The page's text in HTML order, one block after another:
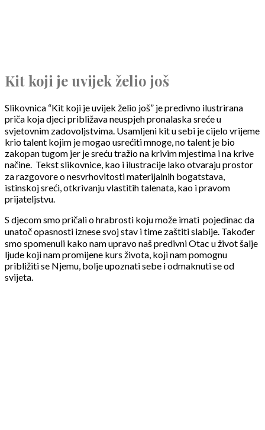
Kit koji je uvijek želio još
Slikovnica “Kit koji je uvijek želio još” je predivno ilustrirana
priča koja djeci približava neuspjeh pronalaska sreće u
svjetovnim zadovoljstvima. Usamljeni kit u sebi je cijelo vrijeme
krio talent kojim je mogao usrećiti mnoge, no talent je bio
zakopan tugom jer je sreću tražio na krivim mjestima i na krive
načine. Tekst slikovnice, kao i ilustracije lako otvaraju prostor
za razgovore o nesvrhovitosti materijalnih bogatstava,
istinskoj sreći, otkrivanju vlastitih talenata, kao i pravom
prijateljstvu.
S djecom smo pričali o hrabrosti koju može imati pojedinac da
unatoč opasnosti iznese svoj stav i time zaštiti slabije. Također
smo spomenuli kako nam upravo naš predivni Otac u život šalje
ljude koji nam promijene kurs života, koji nam pomognu
približiti se Njemu, bolje upoznati sebe i odmaknuti se od
svijeta.